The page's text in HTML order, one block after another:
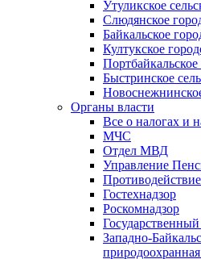
Утуликское
Слюдянское
Байкальское
Култукское
Портбайкальское
Быстринское
Органы власти
Все о налогах и
МЧС
Отдел МВД
Управление
Гостехнадзор
Роскомнадзор
Западно-